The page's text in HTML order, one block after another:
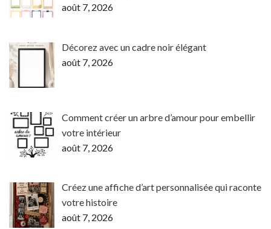
août 7, 2026
Décorez avec un cadre noir élégant
août 7, 2026
Comment créer un arbre d’amour pour embellir
votre intérieur
août 7, 2026
Créez une affiche d’art personnalisée qui raconte
votre histoire
août 7, 2026